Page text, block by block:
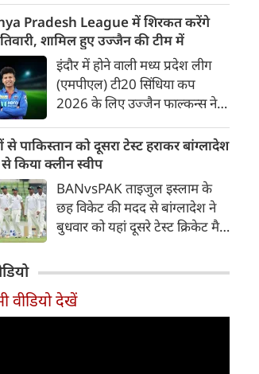
टूर्नामेंट में दूसरे सबसे ज़्यादा हैं। सबसे
ज़्यादा 59 छक्के क्रिस गेल ने
आईपीएल 2012 में लगाए थे।
सूर्यवंशी की नज़रें अब गेल के रिकॉर्ड
पर होंगी।
Pradesh League में शिरकत करेंगे
शामिल हुए उज्जैन की टीम में
इंदौर में होने वाली मध्य प्रदेश लीग
(एमपीएल) टी20 सिंधिया कप
2026 के लिए उज्जैन फाल्कन्स ने
जिसमें युवा ऑलराउंडर माधव तिवारी
सबसे बड़े आकर्षण के रूप में
उभरकर सामने आए हैं। इंडियन
प्रीमियर लीग में दिल्ली कैपिटल्स का
हिस्सा रहे माधव तिवारी इस समय
मध्य प्रदेश के सबसे चर्चित युवा
से पाकिस्तान को दूसरा टेस्ट हराकर बांग्लादेश
किया क्लीन स्वीप
BANvsPAK ताइजुल इस्लाम के
छह विकेट की मदद से बांग्लादेश ने
बुधवार को यहां दूसरे टेस्ट क्रिकेट मैच
का पीछा करते हुए 358 रन पर
आउट हो गई। बांग्लादेश ने पहला
वीडियो देखें